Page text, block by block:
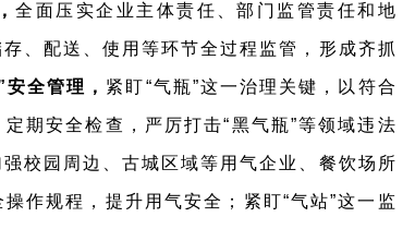
全面压实企业主体责任、部门监管责任和地
、配送、使用等环节全过程监管，形成齐抓
全管理， 紧盯“气瓶”这一治理关键，以符合
期安全检查，严厉打击“黑气瓶”等领域违法
校园周边、古城区域等用气企业、餐饮场所
作规程，提升用气安全；紧盯“气站”这一监